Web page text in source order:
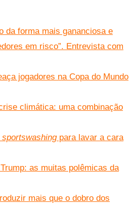
da forma mais gananciosa e
em risco”. Entrevista com
jogadores na Copa do Mundo
climática: uma combinação
sportswashingpara lavar a cara
as muitas polêmicas da
mais que o dobro dos